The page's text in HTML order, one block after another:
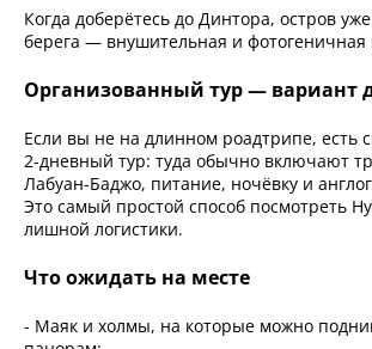
Когда доберётесь до Динтора, остров
берега — внушительная и фотогеничная
Организованный тур — вариант
Если вы не на длинном роадтрипе, есть
2‑дневный тур: туда обычно включают
Лабуан-Баджо, питание, ночёвку и
Это самый простой способ посмотреть
лишной логистики.
Что ожидать на месте
- Маяк и холмы, на которые можно